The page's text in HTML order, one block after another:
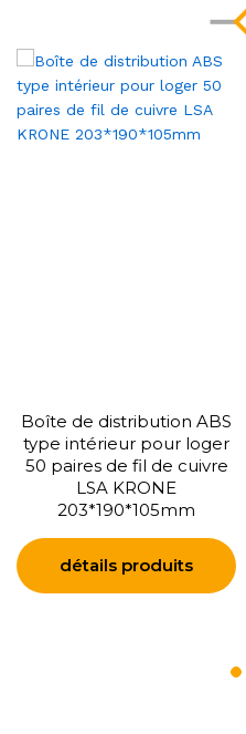
Boîte de distribution ABS
type intérieur pour loger
50 paires de fil de cuivre
LSA KRONE
203*190*105mm
détails produits